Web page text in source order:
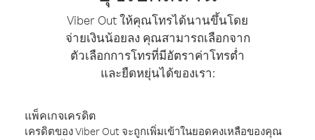
Viber Out ให้คุณโทรได้นานขึ้นโดย
จ่ายเงินน้อยลง คุณสามารถเลือกจาก
ตัวเลือกการโทรที่มีอัตราค่าโทรต่ำ
และยืดหยุ่นได้ของเรา:
แพ็คเกจเครดิต
เครดิตของ Viber Out จะถูกเพิ่มเข้าในยอดคงเหลือของคุณ